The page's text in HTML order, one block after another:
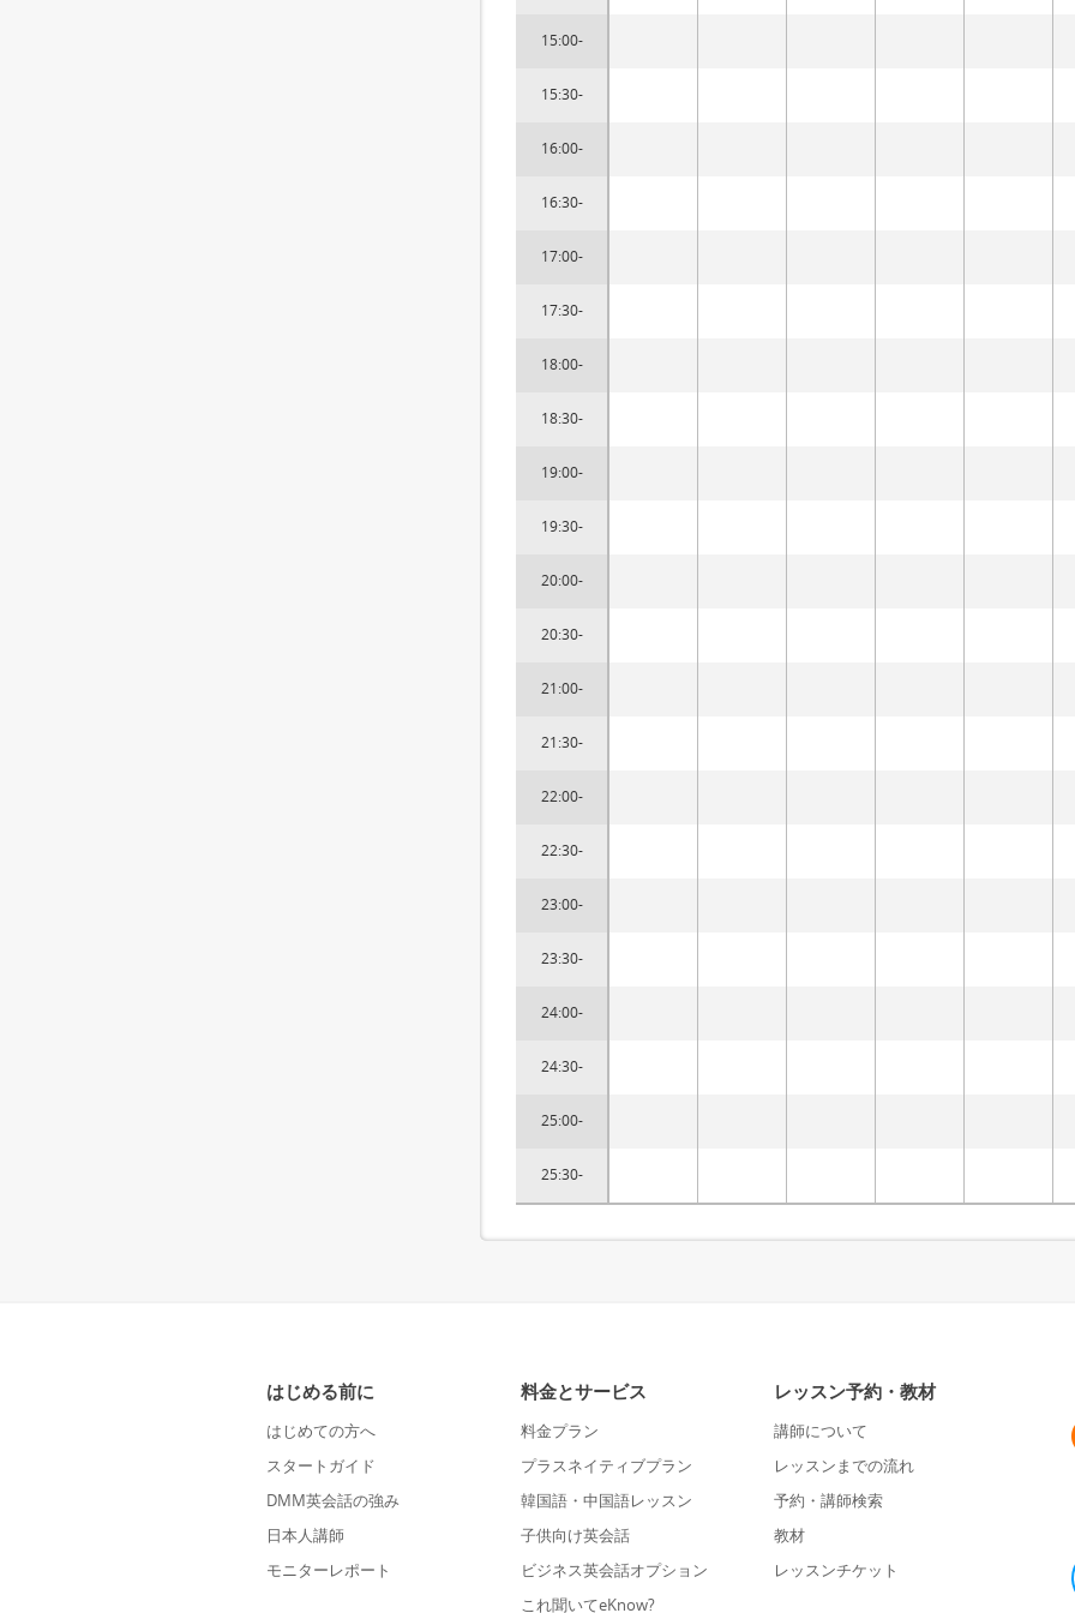
15:00-
15:30-
16:00-
16:30-
17:00-
17:30-
18:00-
18:30-
19:00-
19:30-
20:00-
20:30-
21:00-
21:30-
22:00-
22:30-
23:00-
23:30-
24:00-
24:30-
25:00-
25:30-
はじめる前に
はじめての方へ
スタートガイド
DMM英会話の強み
日本人講師
モニターレポート
料金とサービス
料金プラン
プラスネイティブプラン
韓国語・中国語レッスン
子供向け英会話
ビジネス英会話オプション
これ聞いてeKnow?
レッスン予約・教材
講師について
レッスンまでの流れ
予約・講師検索
教材
レッスンチケット